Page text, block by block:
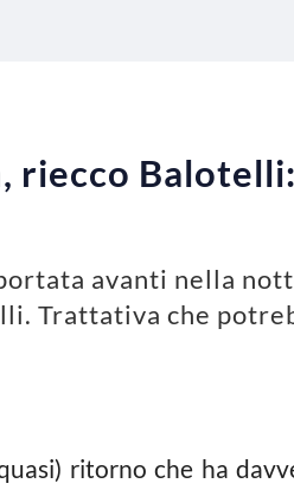
riecco
avanti nella
Trattativa che
ritorno che ha